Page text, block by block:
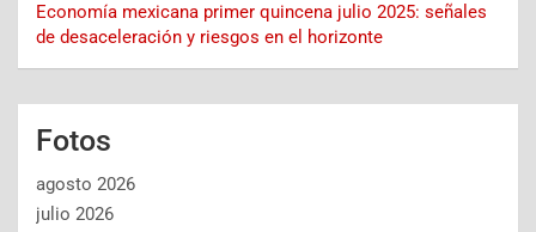
Economía mexicana primer quincena julio 2025: señales
de desaceleración y riesgos en el horizonte
Fotos
agosto 2026
julio 2026